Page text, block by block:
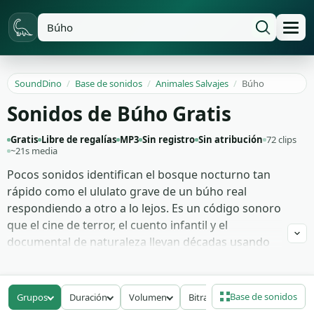
SoundDino / Base de sonidos / Animales Salvajes / Búho
Sonidos de Búho Gratis
Gratis Libre de regalías MP3 Sin registro Sin atribución 72 clips
~21s media
Pocos sonidos identifican el bosque nocturno tan
rápido como el ululato grave de un búho real
respondiendo a otro a lo lejos. Es un código sonoro
que el cine de terror, el cuento infantil y el
documental de naturaleza llevan décadas usando
cubren el rango entero: ululatos largos de búho
real adulto, llamadas más agudas de lechuza
común, los chasquidos de pico que usan como
Grupos Duración Volumen Bitrate Base de sonidos